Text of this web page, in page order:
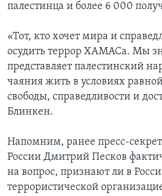
палестинца и более 6 000
«Тот, кто хочет мира и
осудить террор ХАМАСа. Мы
представляет палестинский
чаяния жить в условиях
свободы, справедливости и
Блинкен.
Напомним, ранее пресс-
России Дмитрий Песков
на вопрос, признают ли в
террористической